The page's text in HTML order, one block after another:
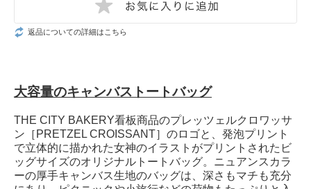
返品についての詳細はこちら
大容量のキャンバストートバッグ
THE CITY BAKERY看板商品のプレッツェルクロワッサ
ン［PRETZEL CROISSANT］のロゴと、発泡プリント
で立体的に描かれた女神のイラストがプリントされたビ
ッグサイズのオリジナルトートバッグ。ニュアンスカラ
ーの厚手キャンバス生地のバッグは、深さもマチも充分